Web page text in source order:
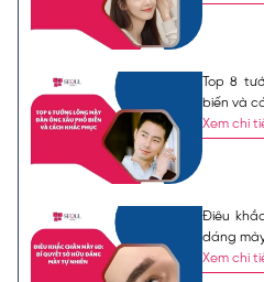
Top 8
biến và
Xem chi
Điêu
dáng
Xem chi